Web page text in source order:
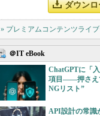
ダウンロ
» プレミアムコンテンツライ
＠IT eBook
ChatGPTに「
項目――押さえ
NGリスト”
API設計の常